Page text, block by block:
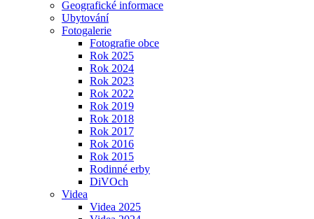
Geografické informace
Ubytování
Fotogalerie
Fotografie obce
Rok 2025
Rok 2024
Rok 2023
Rok 2022
Rok 2019
Rok 2018
Rok 2017
Rok 2016
Rok 2015
Rodinné erby
DiVOch
Videa
Videa 2025